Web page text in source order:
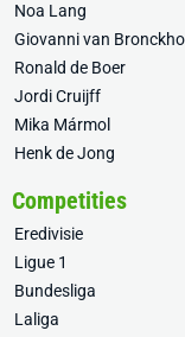
Noa Lang
Giovanni van
Ronald de Boer
Jordi Cruijff
Mika Mármol
Henk de Jong
Competities
Eredivisie
Ligue 1
Bundesliga
Laliga